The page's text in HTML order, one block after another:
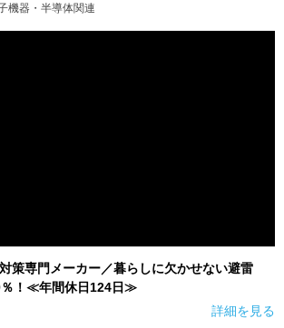
機器・半導体関連
策専門メーカー／暮らしに欠かせない避雷
％！≪年間休日124日≫
詳細を見る